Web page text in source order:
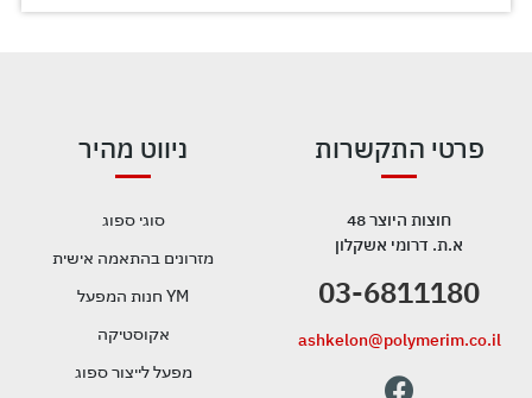
פרטי התקשרות
חוצות היוצר 48
א.ת. דרומי אשקלון
03-6811180
ashkelon@polymerim.co.il
ניווט מהיר
סוגי ספוג
מזרונים בהתאמה אישית
YM חנות המפעל
אקוסטיקה
מפעל לייצור ספוג